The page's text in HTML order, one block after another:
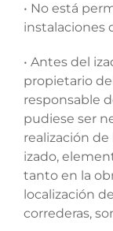
• No está
instalaciones
• Antes del
propietario
responsable
pudiese ser
realización
izado,
tanto en la
localización
correderas,